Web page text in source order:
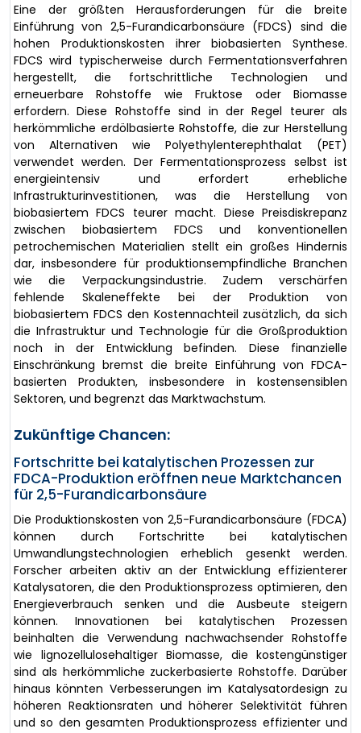
Eine der größten Herausforderungen für die breite
Einführung von 2,5-Furandicarbonsäure (FDCS) sind die
hohen Produktionskosten ihrer biobasierten Synthese.
FDCS wird typischerweise durch Fermentationsverfahren
hergestellt, die fortschrittliche Technologien und
erneuerbare Rohstoffe wie Fruktose oder Biomasse
erfordern. Diese Rohstoffe sind in der Regel teurer als
herkömmliche erdölbasierte Rohstoffe, die zur Herstellung
von Alternativen wie Polyethylenterephthalat (PET)
verwendet werden. Der Fermentationsprozess selbst ist
energieintensiv und erfordert erhebliche
Infrastrukturinvestitionen, was die Herstellung von
biobasiertem FDCS teurer macht. Diese Preisdiskrepanz
zwischen biobasiertem FDCS und konventionellen
petrochemischen Materialien stellt ein großes Hindernis
dar, insbesondere für produktionsempfindliche Branchen
wie die Verpackungsindustrie. Zudem verschärfen
fehlende Skaleneffekte bei der Produktion von
biobasiertem FDCS den Kostennachteil zusätzlich, da sich
die Infrastruktur und Technologie für die Großproduktion
noch in der Entwicklung befinden. Diese finanzielle
Einschränkung bremst die breite Einführung von FDCA-
basierten Produkten, insbesondere in kostensensiblen
Sektoren, und begrenzt das Marktwachstum.
Zukünftige Chancen:
Fortschritte bei katalytischen Prozessen zur
FDCA-Produktion eröffnen neue Marktchancen
für 2,5-Furandicarbonsäure
Die Produktionskosten von 2,5-Furandicarbonsäure (FDCA)
können durch Fortschritte bei katalytischen
Umwandlungstechnologien erheblich gesenkt werden.
Forscher arbeiten aktiv an der Entwicklung effizienterer
Katalysatoren, die den Produktionsprozess optimieren, den
Energieverbrauch senken und die Ausbeute steigern
können. Innovationen bei katalytischen Prozessen
beinhalten die Verwendung nachwachsender Rohstoffe
wie lignozellulosehaltiger Biomasse, die kostengünstiger
sind als herkömmliche zuckerbasierte Rohstoffe. Darüber
hinaus könnten Verbesserungen im Katalysatordesign zu
höheren Reaktionsraten und höherer Selektivität führen
und so den gesamten Produktionsprozess effizienter und